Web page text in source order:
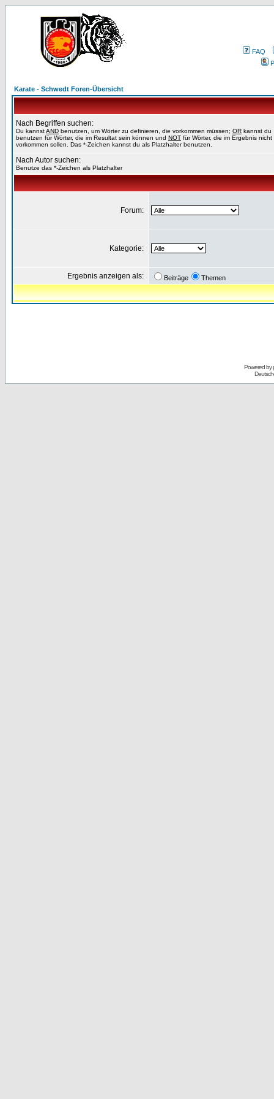
FAQ
Karate - Schwedt Foren-Übersicht
Nach Begriffen suchen:
Du kannstAND benutzen, um Wörter zu definieren, die vorkommen müssen; OR kannst du
benutzen für Wörter, die im Resultat sein können und NOT für Wörter, die im Ergebnis nicht
vorkommen sollen. Das *-Zeichen kannst du als Platzhalter benutzen.
Nach Autor suchen:
Benutze das *-Zeichen als Platzhalter
Forum:
Kategorie:
Ergebnis anzeigen als: Beiträge Themen
Powered by